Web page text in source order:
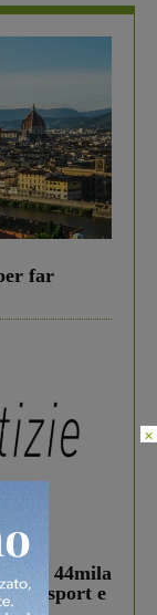
far
oltre 44mila
lo sport e
×